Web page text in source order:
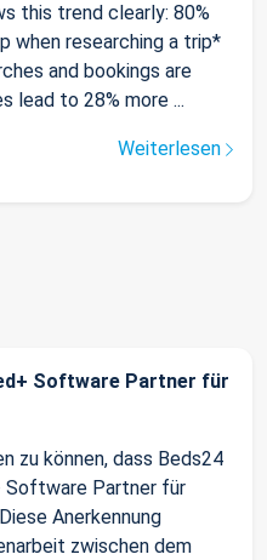
this trend clearly: 80%
when researching a trip*
and bookings are
lead to 28% more ...
Weiterlesen
Software Partner für
zu können, dass Beds24
Software Partner für
Anerkennung
zwischen dem